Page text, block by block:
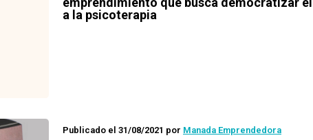
a la psicoterapia
Publicado el 31/08/2021 por Manada Emprendedora